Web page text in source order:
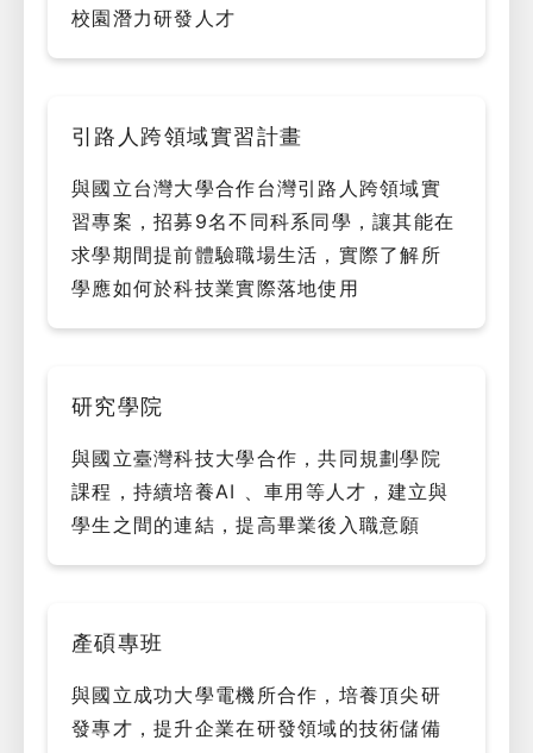
校園潛力研發人才
引路人跨領域實習計畫
與國立台灣大學合作台灣引路人跨領域實
習專案，招募9名不同科系同學，讓其能在
求學期間提前體驗職場生活，實際了解所
學應如何於科技業實際落地使用
研究學院
與國立臺灣科技大學合作，共同規劃學院
課程，持續培養AI 、車用等人才，建立與
學生之間的連結，提高畢業後入職意願
產碩專班
與國立成功大學電機所合作，培養頂尖研
發專才，提升企業在研發領域的技術儲備